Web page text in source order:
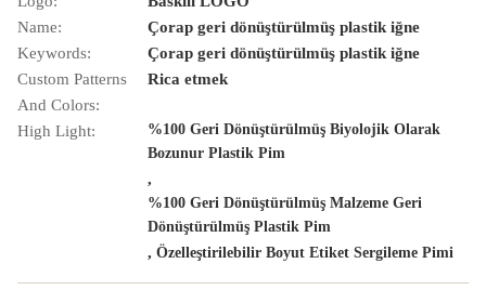
Name:
Çorap geri dönüştürülmüş plastik iğne
Keywords:
Çorap geri dönüştürülmüş plastik iğne
Custom Patterns
And Colors:
Rica etmek
High Light:
%100 Geri Dönüştürülmüş Biyolojik Olarak
Bozunur Plastik Pim
,
%100 Geri Dönüştürülmüş Malzeme Geri
Dönüştürülmüş Plastik Pim
, Özelleştirilebilir Boyut Etiket Sergileme Pimi